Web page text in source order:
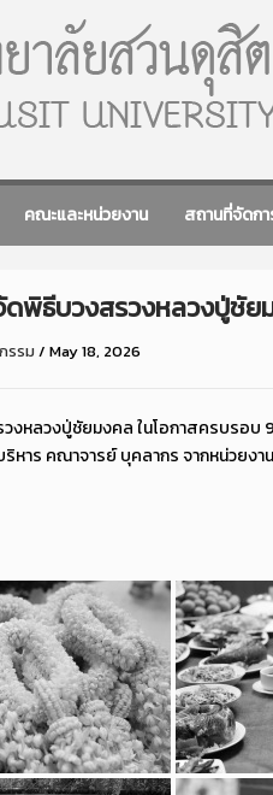
คณะและหน่วยงาน สถานที่จัดก
พิธีบวงสรวงหลวงปู่ชัย
รรม / May 18, 2026
หลวงปู่ชัยมงคล ในโอกาสครบรอบ
หาร คณาจารย์ บุคลากร จากหน่วย